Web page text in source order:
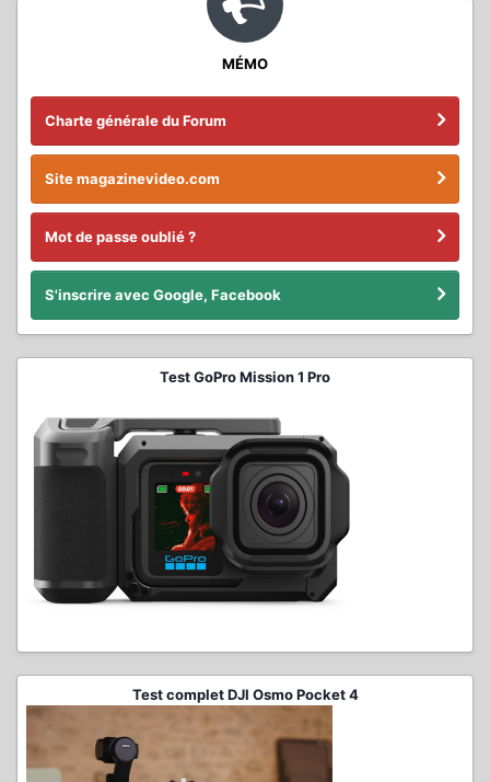
MÉMO
Charte générale du Forum
Site magazinevideo.com
Mot de passe oublié ?
S'inscrire avec Google, Facebook
Test GoPro Mission 1 Pro
Test complet DJI Osmo Pocket 4